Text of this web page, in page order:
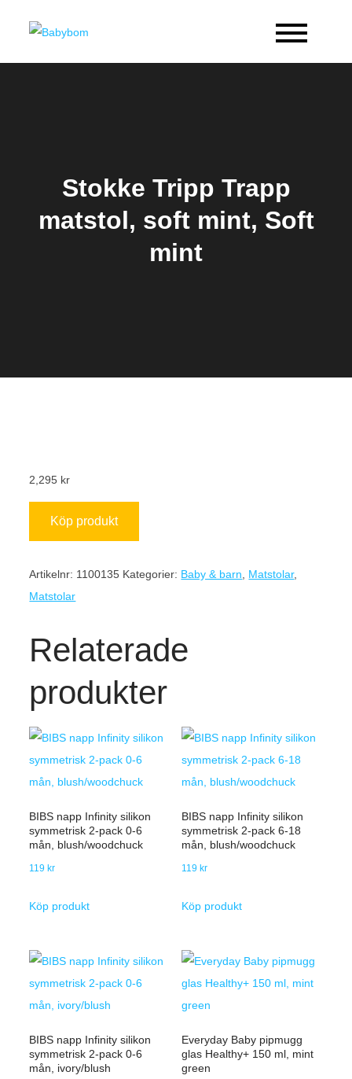
Stokke Tripp Trapp
matstol, soft mint, Soft
mint
2,295 kr
Köp produkt
Artikelnr: 1100135 Kategorier: Baby & barn Matstolar,
Matstolar
Relaterade
produkter
BIBS napp Infinity silikon
symmetrisk 2-pack 0-6
mån, blush/woodchuck
119 kr
Köp produkt
BIBS napp Infinity silikon
symmetrisk 2-pack 6-18
mån, blush/woodchuck
119 kr
Köp produkt
BIBS napp Infinity silikon
symmetrisk 2-pack 0-6
mån, ivory/blush
Everyday Baby pipmugg
glas Healthy+ 150 ml, mint
green